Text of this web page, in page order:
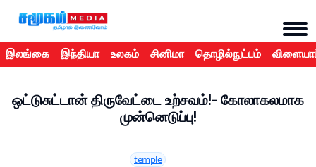
இலங்கை இந்தியா உலகம் சினிமா தொழில்நுட்பம்
ஒட்டுசுட்டான் திருவேட்டை உற்சவம்!- கோலாகலமாக
முன்னெடுப்பு!
temple